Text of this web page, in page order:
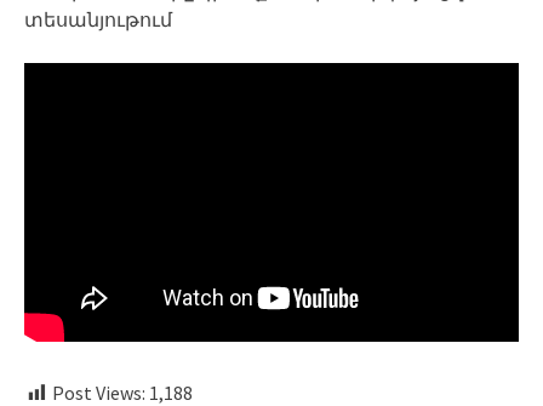
տեսանյութում
Post Views: 1,188